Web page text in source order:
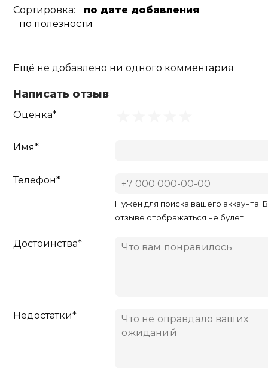
Сортировка:
по дате добавления
по полезности
Ещё не добавлено ни одного комментария
Написать отзыв
Оценка*
Имя*
Телефон*
Нужен для поиска вашего аккаунта. В
отзыве отображаться не будет.
Достоинства*
Недостатки*